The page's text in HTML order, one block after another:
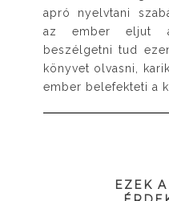
apró nyelvtani
az ember eljut
beszélgetni tud
könyvet olvasni,
ember belefekteti a
EZEK